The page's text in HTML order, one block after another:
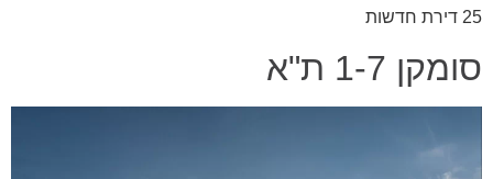
25 דירת חדשות
סומקן 1-7 ת"א